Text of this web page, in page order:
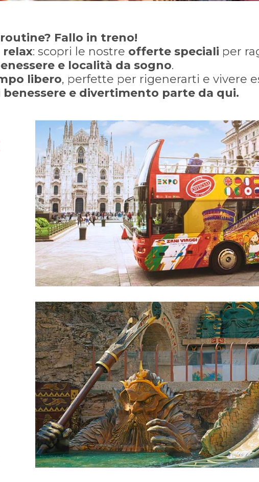
Fallo in treno!
: scopri le nostre offerte speciali per
e località da sogno.
libero, perfette per rigenerarti e vivere
e divertimento parte da qui.